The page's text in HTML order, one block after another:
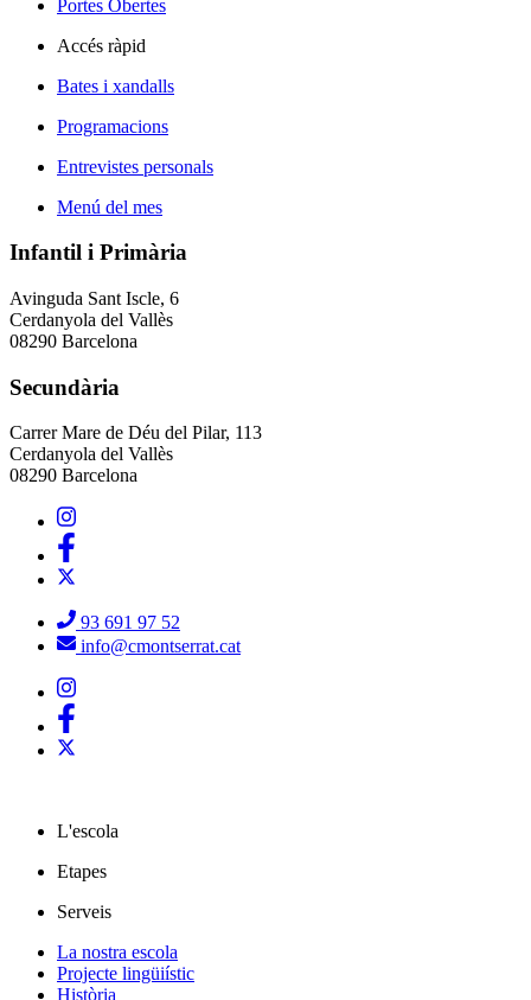
Portes Obertes
Accés ràpid
Bates i xandalls
Programacions
Entrevistes personals
Menú del mes
Infantil i Primària
Avinguda Sant Iscle, 6
Cerdanyola del Vallès
08290 Barcelona
Secundària
Carrer Mare de Déu del Pilar, 113
Cerdanyola del Vallès
08290 Barcelona
93 691 97 52
info@cmontserrat.cat
L'escola
Etapes
Serveis
La nostra escola
Projecte lingüiístic
Història